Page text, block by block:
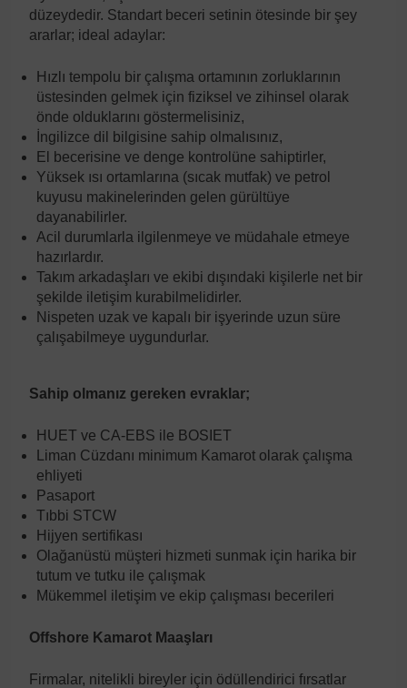
düzeydedir. Standart beceri setinin ötesinde bir şey
ararlar; ideal adaylar:
Hızlı tempolu bir çalışma ortamının zorluklarının
üstesinden gelmek için fiziksel ve zihinsel olarak
önde olduklarını göstermelisiniz,
İngilizce dil bilgisine sahip olmalısınız,
El becerisine ve denge kontrolüne sahiptirler,
Yüksek ısı ortamlarına (sıcak mutfak) ve petrol
kuyusu makinelerinden gelen gürültüye
dayanabilirler.
Acil durumlarla ilgilenmeye ve müdahale etmeye
hazırlardır.
Takım arkadaşları ve ekibi dışındaki kişilerle net bir
şekilde iletişim kurabilmelidirler.
Nispeten uzak ve kapalı bir işyerinde uzun süre
çalışabilmeye uygundurlar.
Sahip olmanız gereken evraklar;
HUET ve CA-EBS ile BOSIET
Liman Cüzdanı minimum Kamarot olarak çalışma
ehliyeti
Pasaport
Tıbbi STCW
Hijyen sertifikası
Olağanüstü müşteri hizmeti sunmak için harika bir
tutum ve tutku ile çalışmak
Mükemmel iletişim ve ekip çalışması becerileri
Offshore Kamarot Maaşları
Firmalar, nitelikli bireyler için ödüllendirici fırsatlar